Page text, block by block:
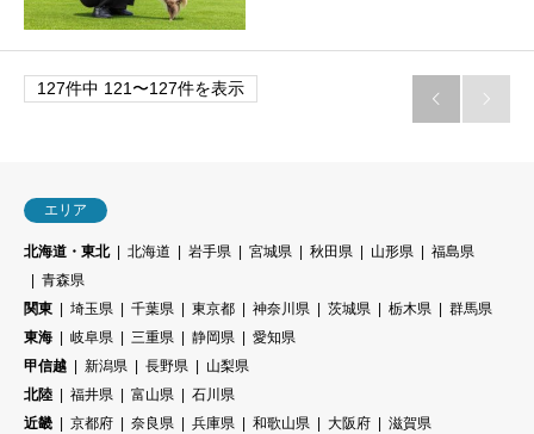
127件中 121〜127件を表示
 
エリア
北海道・東北 北海道 岩手県 宮城県 秋田県 山形県
福島県
青森県
関東
埼玉県 千葉県 東京都 神奈川県 茨城県 栃木県
群馬県
東海
岐阜県 三重県 静岡県
愛知県
甲信越
新潟県 長野県
山梨県
北陸
福井県 富山県
石川県
近畿
京都府 奈良県 兵庫県 和歌山県 大阪府
滋賀県